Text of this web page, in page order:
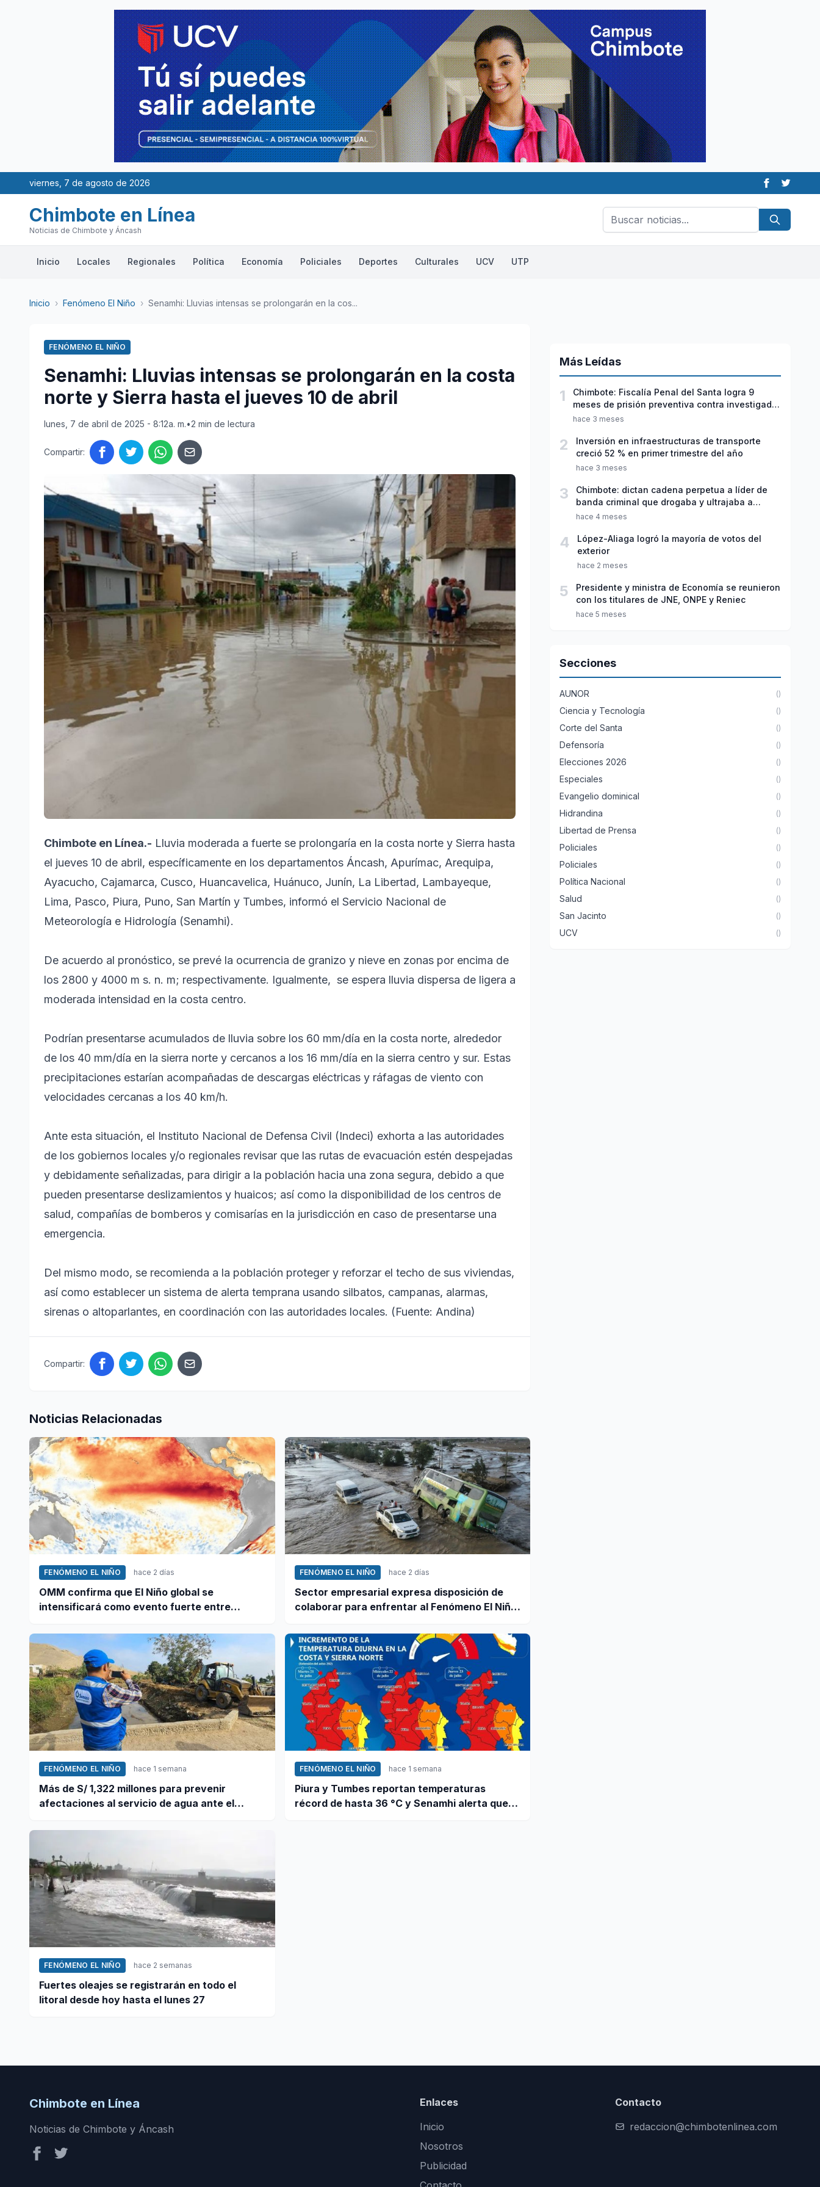
viernes, 7 de agosto de 2026
Chimbote en Línea
Noticias de Chimbote y Áncash
Inicio Locales Regionales Política Economía Policiales Deportes Culturales UCV UTP
Inicio › Fenómeno El Niño › Senamhi: Lluvias intensas se prolongarán en la cos...
FENÓMENO EL NIÑO
Senamhi: Lluvias intensas se prolongarán en la costa
norte y Sierra hasta el jueves 10 de abril
lunes, 7 de abril de 2025 - 8:12a. m.•2 min de lectura
Compartir:
Chimbote en Línea.- Lluvia moderada a fuerte se prolongaría en la costa norte y Sierra hasta
el jueves 10 de abril, específicamente en los departamentos Áncash, Apurímac, Arequipa,
Ayacucho, Cajamarca, Cusco, Huancavelica, Huánuco, Junín, La Libertad, Lambayeque,
Lima, Pasco, Piura, Puno, San Martín y Tumbes, informó el Servicio Nacional de
Meteorología e Hidrología (Senamhi).
De acuerdo al pronóstico, se prevé la ocurrencia de granizo y nieve en zonas por encima de
los 2800 y 4000 m s. n. m; respectivamente. Igualmente, se espera lluvia dispersa de ligera a
moderada intensidad en la costa centro.
Podrían presentarse acumulados de lluvia sobre los 60 mm/día en la costa norte, alrededor
de los 40 mm/día en la sierra norte y cercanos a los 16 mm/día en la sierra centro y sur. Estas
precipitaciones estarían acompañadas de descargas eléctricas y ráfagas de viento con
velocidades cercanas a los 40 km/h.
Ante esta situación, el Instituto Nacional de Defensa Civil (Indeci) exhorta a las autoridades
de los gobiernos locales y/o regionales revisar que las rutas de evacuación estén despejadas
y debidamente señalizadas, para dirigir a la población hacia una zona segura, debido a que
pueden presentarse deslizamientos y huaicos; así como la disponibilidad de los centros de
salud, compañías de bomberos y comisarías en la jurisdicción en caso de presentarse una
emergencia.
Del mismo modo, se recomienda a la población proteger y reforzar el techo de sus viviendas,
así como establecer un sistema de alerta temprana usando silbatos, campanas, alarmas,
sirenas o altoparlantes, en coordinación con las autoridades locales. (Fuente: Andina)
Compartir:
Noticias Relacionadas
FENÓMENO EL NIÑO hace 2 días
OMM confirma que El Niño global se
intensificará como evento fuerte entre
FENÓMENO EL NIÑO hace 2 días
Sector empresarial expresa disposición de
colaborar para enfrentar al Fenómeno El Niño,
FENÓMENO EL NIÑO hace 1 semana
Más de S/ 1,322 millones para prevenir
afectaciones al servicio de agua ante el
FENÓMENO EL NIÑO hace 1 semana
Piura y Tumbes reportan temperaturas
récord de hasta 36 °C y Senamhi alerta que
FENÓMENO EL NIÑO hace 2 semanas
Fuertes oleajes se registrarán en todo el
litoral desde hoy hasta el lunes 27
Más Leídas
1
Chimbote: Fiscalía Penal del Santa logra 9
meses de prisión preventiva contra investigado
por violación sexual y tentativa de feminicidio
hace 3 meses
2
Inversión en infraestructuras de transporte
creció 52 % en primer trimestre del año
hace 3 meses
3
Chimbote: dictan cadena perpetua a líder de
banda criminal que drogaba y ultrajaba a
jóvenes
hace 4 meses
4
López-Aliaga logró la mayoría de votos del
exterior
hace 2 meses
5
Presidente y ministra de Economía se reunieron
con los titulares de JNE, ONPE y Reniec
hace 5 meses
Secciones
AUNOR ()
Ciencia y Tecnología ()
Corte del Santa ()
Defensoría ()
Elecciones 2026 ()
Especiales ()
Evangelio dominical ()
Hidrandina ()
Libertad de Prensa ()
Policiales ()
Policiales ()
Política Nacional ()
Salud ()
San Jacinto ()
UCV ()
Chimbote en Línea
Noticias de Chimbote y Áncash
Enlaces
Inicio
Nosotros
Publicidad
Contacto
redaccion@chimbotenlinea.com